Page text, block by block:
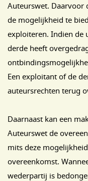
Auteurswet. Daarvoor
de mogelijkheid te
exploiteren. Indien de
derde heeft
Een exploitant of de
auteursrechten terug
Daarnaast kan een
Auteurswet de
mits deze
overeenkomst.
wederpartij is